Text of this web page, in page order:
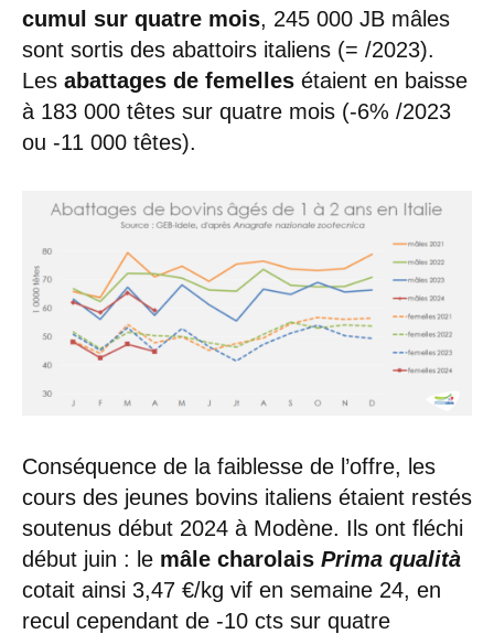
cumul sur quatre mois, 245 000 JB mâles
sont sortis des abattoirs italiens (= /2023).
Les abattages de femelles étaient en baisse
à 183 000 têtes sur quatre mois (-6% /2023
ou -11 000 têtes).
Conséquence de la faiblesse de l’offre, les
cours des jeunes bovins italiens étaient restés
soutenus début 2024 à Modène. Ils ont fléchi
début juin : le mâle charolais Prima qualità
cotait ainsi 3,47 €/kg vif en semaine 24, en
recul cependant de -10 cts sur quatre